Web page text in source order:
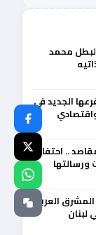
محمد
الجديد في
في المقاصد .. احتفال
العربي
لبنان